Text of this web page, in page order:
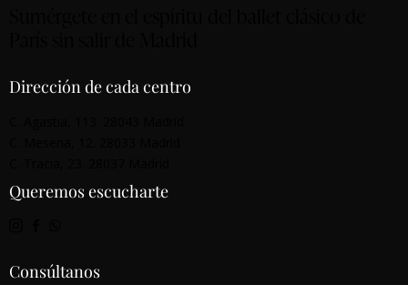
Dirección de cada centro
Queremos escucharte
Consúltanos